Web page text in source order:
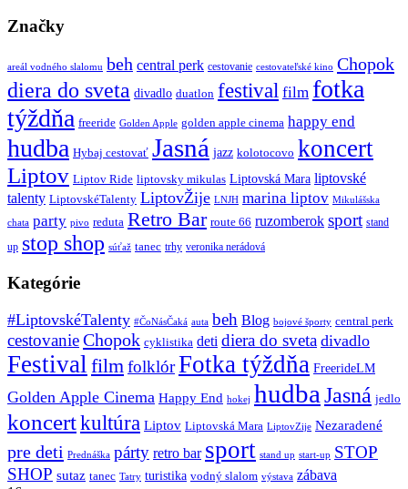
Značky
areál vodného slalomu beh central perk cestovanie cestovateľské kino Chopok
diera do sveta divadlo duatlon festival film fotka
týždňa freeride Golden Apple golden apple cinema happy end
hudba Hybaj cestovať Jasná jazz kolotocovo koncert
Liptov Liptov Ride liptovsky mikulas Liptovská Mara liptovské
talenty LiptovskéTalenty LiptovŽije LNJH marina liptov Mikulášska
chata party pivo reduta Retro Bar route 66 ruzomberok sport stand
up stop shop súťaž tanec trhy veronika nerádová
Kategórie
#LiptovskéTalenty #ČoNásČaká auta beh Blog bojové športy central perk
cestovanieChopok cyklistika deti diera do sveta divadlo
Festival filmfolklórFotka týždňa FreerideLM
Golden Apple Cinema Happy End hokej hudba Jasná jedlo
koncertkultúra Liptov Liptovská Mara LiptovZije Nezaradené
pre deti Prednáška párty retro bar sport stand up start-up STOP
SHOP sutaz tanec Tatry turistika vodný slalom výstava zábava